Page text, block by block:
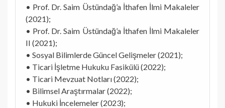
• Prof. Dr. Saim Üstündağ’a İthafen İlmi Makaleler
(2021);
• Prof. Dr. Saim Üstündağ’a İthafen İlmi Makaleler
II (2021);
• Sosyal Bilimlerde Güncel Gelişmeler (2021);
• Ticari İşletme Hukuku Fasikülü (2022);
• Ticari Mevzuat Notları (2022);
• Bilimsel Araştırmalar (2022);
• Hukuki İncelemeler (2023);